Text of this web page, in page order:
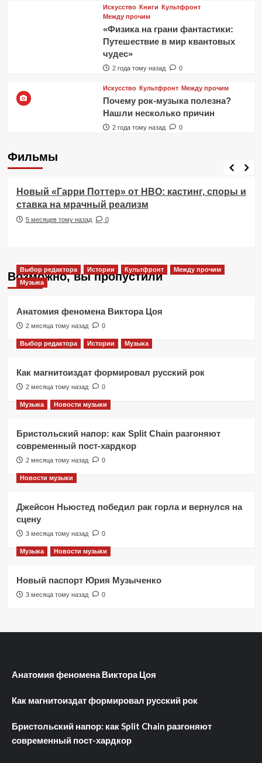
Искусство Книги Культфронт
Между прочим
«Физика на грани фантастики:
Путешествие в мир квантовых
чудес»
2 года тому назад 0
Искусство Культфронт Между прочим
Почему рок-музыка полезна?
Нашли несколько причин
2 года тому назад 0
Фильмы
Фильмы
Новый «Гарри Поттер» от HBO: кастинг, споры и
ставка на мрачный реализм
5 месяцев тому назад 0
Возможно, вы пропустили
Выбор редактора Истории Культфронт
Между прочим
Музыка
Анатомия феномена Виктора Цоя
2 месяца тому назад 0
Выбор редактора Истории Музыка
Как магнитоиздат формировал русский рок
2 месяца тому назад 0
Музыка Новости музыки
Бристольский напор: как Split Chain разгоняют
современный пост-хардкор
2 месяца тому назад 0
Новости музыки
Джейсон Ньюстед победил рак горла и вернулся на
сцену
3 месяца тому назад 0
Музыка Новости музыки
Новый паспорт Юрия Музыченко
3 месяца тому назад 0
Анатомия феномена Виктора Цоя
Как магнитоиздат формировал русский рок
Бристольский напор: как Split Chain разгоняют
современный пост-хардкор